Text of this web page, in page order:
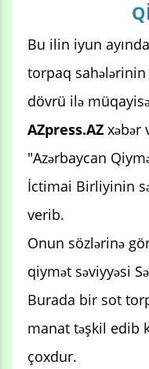
Bu ilin iyun
torpaq
dövrü ilə
AZpress.AZ xəbər
"Azərbaycan
İctimai Birliyinin
verib.
Onun sözlərinə
qiymət səviyyəsi
Burada bir sot
manat təşkil edib
çoxdur.